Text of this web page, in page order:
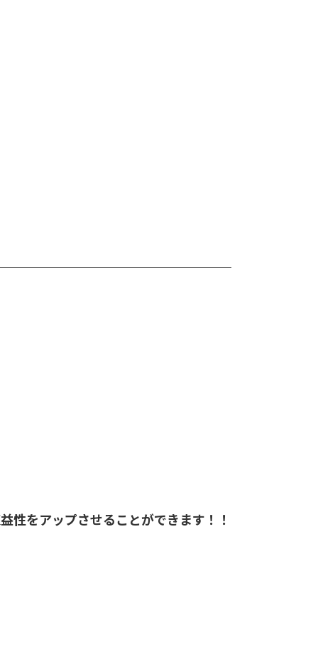
性をアップさせることができます！！